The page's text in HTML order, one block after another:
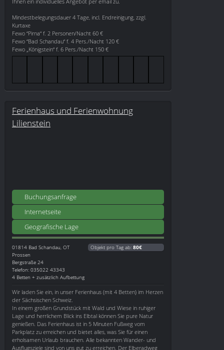
Mindestbelegungsdauer 4 Tage, incl. Endreinigung, zzgl.
Kurtaxe
Fewo “Pirna“ f. 2 Personen/Nacht 60 €
Fewo “Bad Schandau“ f. 4 Pers./Nacht 120 €
Fewo „Königstein“ f. 6 Pers./Nacht 150 €
Ferienhaus und Ferienwohnung
Lilienstein
Buchungsanfrage
Internetseite
Geografische Lage
01814 Bad Schandau, OT
Prossen
Bergstraße 24
Telefon: 035022 43343
4 Betten + zusätzlich Aufbettung
Objekt pro Tag ab: 80€
Wir laden Sie ein, in unser Ferienhaus (mit 4 Betten) im Herzen
der Sächsischen Schweiz.
In einem großen Grundstück mit Wald und Wiese in ruhiger
Lage und herrlichem Blick ins Elbtal können Sie pure Natur
genießen. Das Ferienhaus ist in 5 Minuten Fußweg vom
Parkplatz zu erreichen und bietet alles, was Sie für einen
erholsamen Urlaub brauchen. Alle bekannten Wander- und
Ausflugsziele sind von uns gut zu erreichen. Der Elberadweg